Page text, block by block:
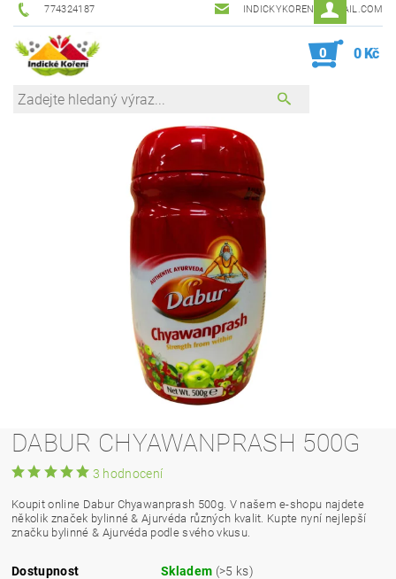
774324187 INDICKYKORENI@GMAIL.COM
0 0 Kč
DABUR CHYAWANPRASH 500G
3 hodnocení
Koupit online Dabur Chyawanprash 500g. V našem e-shopu najdete
několik značek bylinné & Ajurvéda různých kvalit. Kupte nyní nejlepší
značku bylinné & Ajurvéda podle svého vkusu.
Dostupnost Skladem (>5 ks)